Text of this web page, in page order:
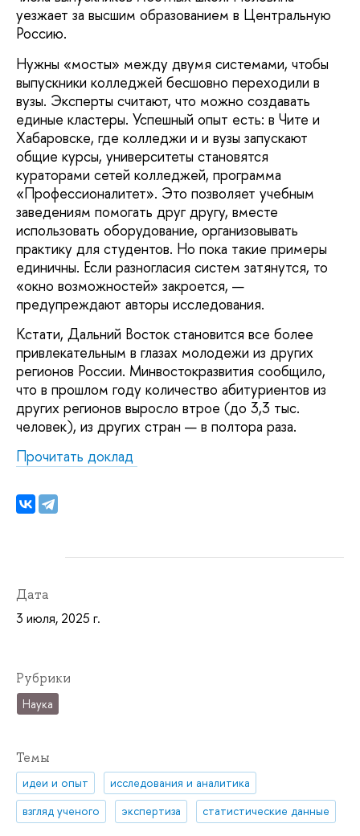
уезжает за высшим образованием в Центральную
Россию.
Нужны «мосты» между двумя системами, чтобы
выпускники колледжей бесшовно переходили в
вузы. Эксперты считают, что можно создавать
единые кластеры. Успешный опыт есть: в Чите и
Хабаровске, где колледжи и и вузы запускают
общие курсы, университеты становятся
кураторами сетей колледжей, программа
«Профессионалитет». Это позволяет учебным
заведениям помогать друг другу, вместе
использовать оборудование, организовывать
практику для студентов. Но пока такие примеры
единичны. Если разногласия систем затянутся, то
«окно возможностей» закроется, —
предупреждают авторы исследования.
Кстати, Дальний Восток становится все более
привлекательным в глазах молодежи из других
регионов России. Минвостокразвития сообщило,
что в прошлом году количество абитуриентов из
других регионов выросло втрое (до 3,3 тыс.
человек), из других стран — в полтора раза.
Прочитать доклад
Дата
3 июля, 2025 г.
Рубрики
Наука
Темы
идеи и опыт
исследования и аналитика
взгляд ученого
экспертиза статистические данные